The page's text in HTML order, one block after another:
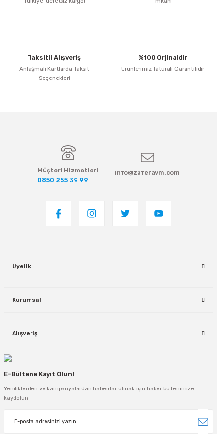
Ürün fiyatı diğer sitelerden daha pahalı.
Taksitli Alışveriş
Anlaşmalı Kartlarda Taksit
Seçenekleri
%100 Orjinaldir
Ürünlerimiz faturalı Garantilidir
Müşteri Hizmetleri
0850 255 39 99
info@zaferavm.com
Üyelik
Kurumsal
Alışveriş
E-Bültene Kayıt Olun!
Yeniliklerden ve kampanyalardan haberdar olmak için haber bültenimize
kaydolun